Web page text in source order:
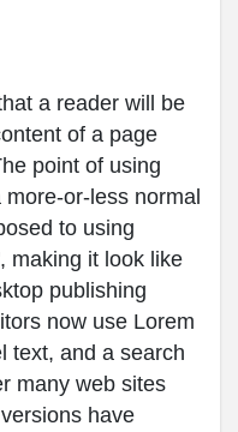
a reader will be
of a page
point of using
or-less normal
to using
making it look like
publishing
now use Lorem
text, and a search
many web sites
have